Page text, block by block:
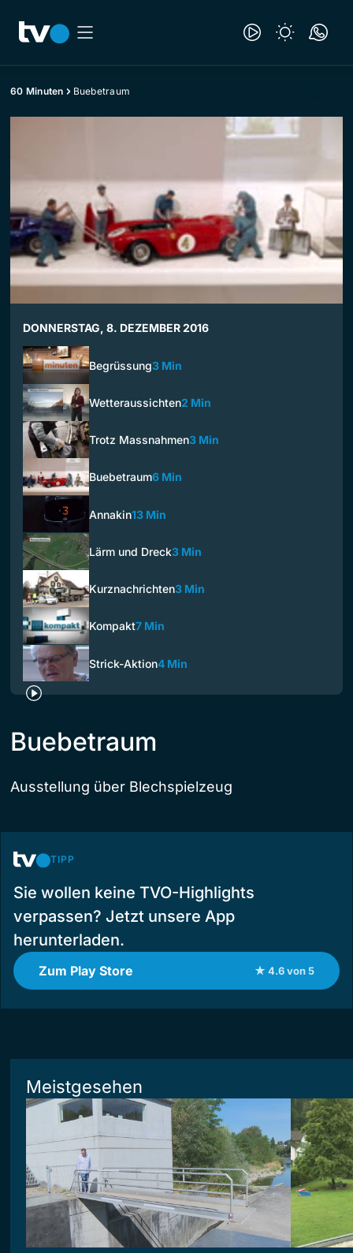
60 Minuten Buebetraum
DONNERSTAG, 8. DEZEMBER 2016
Begrüssung3 Min
Wetteraussichten2 Min
Trotz Massnahmen3 Min
Buebetraum6 Min
Annakin13 Min
Lärm und Dreck3 Min
Kurznachrichten3 Min
Kompakt7 Min
Strick-Aktion4 Min
Buebetraum
Ausstellung über Blechspielzeug
TIPP
Sie wollen keine TVO-Highlights
verpassen? Jetzt unsere App
herunterladen.
Zum Play Store ★ 4.6 von 5
Meistgesehen